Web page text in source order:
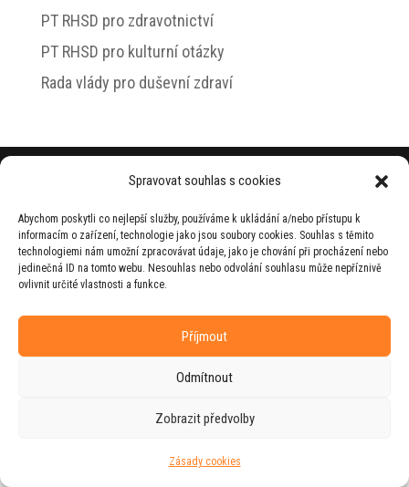
Spravovat souhlas s cookies
Abychom poskytli co nejlepší služby, používáme k ukládání a/nebo přístupu k
informacím o zařízení, technologie jako jsou soubory cookies. Souhlas s těmito
technologiemi nám umožní zpracovávat údaje, jako je chování při procházení nebo
jedinečná ID na tomto webu. Nesouhlas nebo odvolání souhlasu může nepříznivě
ovlivnit určité vlastnosti a funkce.
Příjmout
Odmítnout
Zobrazit předvolby
Zásady cookies
PT RHSD pro zdravotnictví
PT RHSD pro kulturní otázky
Rada vlády pro duševní zdraví
© 2026 Jiří Horecký – Osobní stránky Jiřího
Web vytvořila firmaRUDIve spolupráci s
agenturouZEST BRAND.